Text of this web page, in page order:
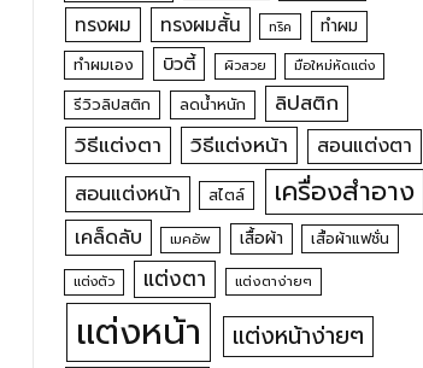
ทรงผม ทรงผมสั้น ทริค ทำผม
ทำผมเอง บิวตี้ ผิวสวย มือใหม่หัดแต่ง
รีวิวลิปสติก ลดน้ำหนัก ลิปสติก
วิธีแต่งตา วิธีแต่งหน้า สอนแต่งตา
สอนแต่งหน้า สไตล์ เครื่องสำอาง
เคล็ดลับ เมคอัพ เสื้อผ้า เสื้อผ้าแฟชั่น
แต่งตัว แต่งตา แต่งตาง่ายๆ
แต่งหน้า แต่งหน้าง่ายๆ